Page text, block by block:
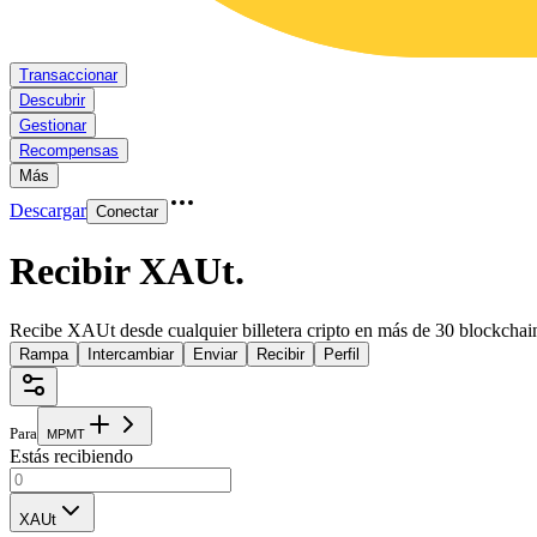
Transaccionar
Descubrir
Gestionar
Recompensas
Más
Descargar Conectar
Recibir XAUt.
Recibe XAUt desde cualquier billetera cripto en más de 30
Rampa Intercambiar Enviar Recibir Perfil
Para MPMT
Estás recibiendo
XAUt